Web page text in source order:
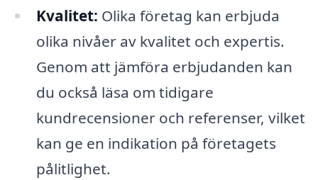
Kvalitet: Olika företag kan erbjuda
olika nivåer av kvalitet och expertis.
Genom att jämföra erbjudanden kan
du också läsa om tidigare
kundrecensioner och referenser, vilket
kan ge en indikation på företagets
pålitlighet.